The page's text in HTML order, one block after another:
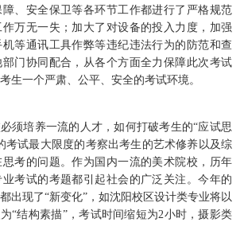
、安全保卫等各环节工作都进行了严格规范
万无一失；加大了对设备的投入力度，加强
等通讯工具作弊等违纪违法行为的防范和查
门协同配合，从各个方面全力保障此次考试
生一个严肃、公平、安全的考试环境。
须培养一流的人才，如何打破考生的“应试思
考试最大限度的考察出考生的艺术修养以及综
考的问题。作为国内一流的美术院校，历年
考试的考题都引起社会的广泛关注。今年的
出现了“新变化”，如沈阳校区设计类专业将以
“结构素描”，考试时间缩短为2小时，摄影类